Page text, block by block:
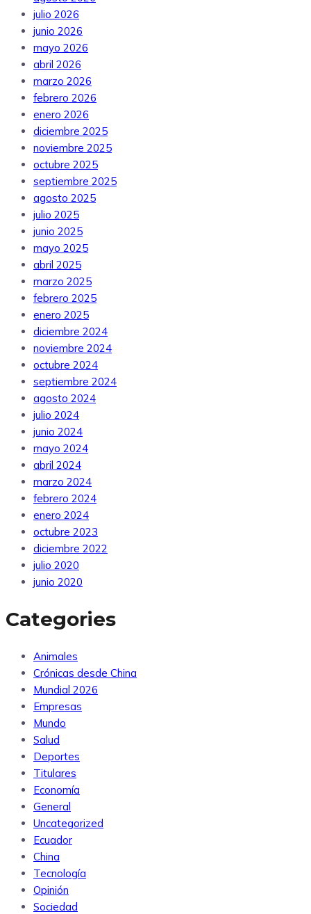
julio 2026
junio 2026
mayo 2026
abril 2026
marzo 2026
febrero 2026
enero 2026
diciembre 2025
noviembre 2025
octubre 2025
septiembre 2025
agosto 2025
julio 2025
junio 2025
mayo 2025
abril 2025
marzo 2025
febrero 2025
enero 2025
diciembre 2024
noviembre 2024
octubre 2024
septiembre 2024
agosto 2024
julio 2024
junio 2024
mayo 2024
abril 2024
marzo 2024
febrero 2024
enero 2024
octubre 2023
diciembre 2022
julio 2020
junio 2020
Categories
Animales
Crónicas desde China
Mundial 2026
Empresas
Mundo
Salud
Deportes
Titulares
Economía
General
Uncategorized
Ecuador
China
Tecnología
Opinión
Sociedad